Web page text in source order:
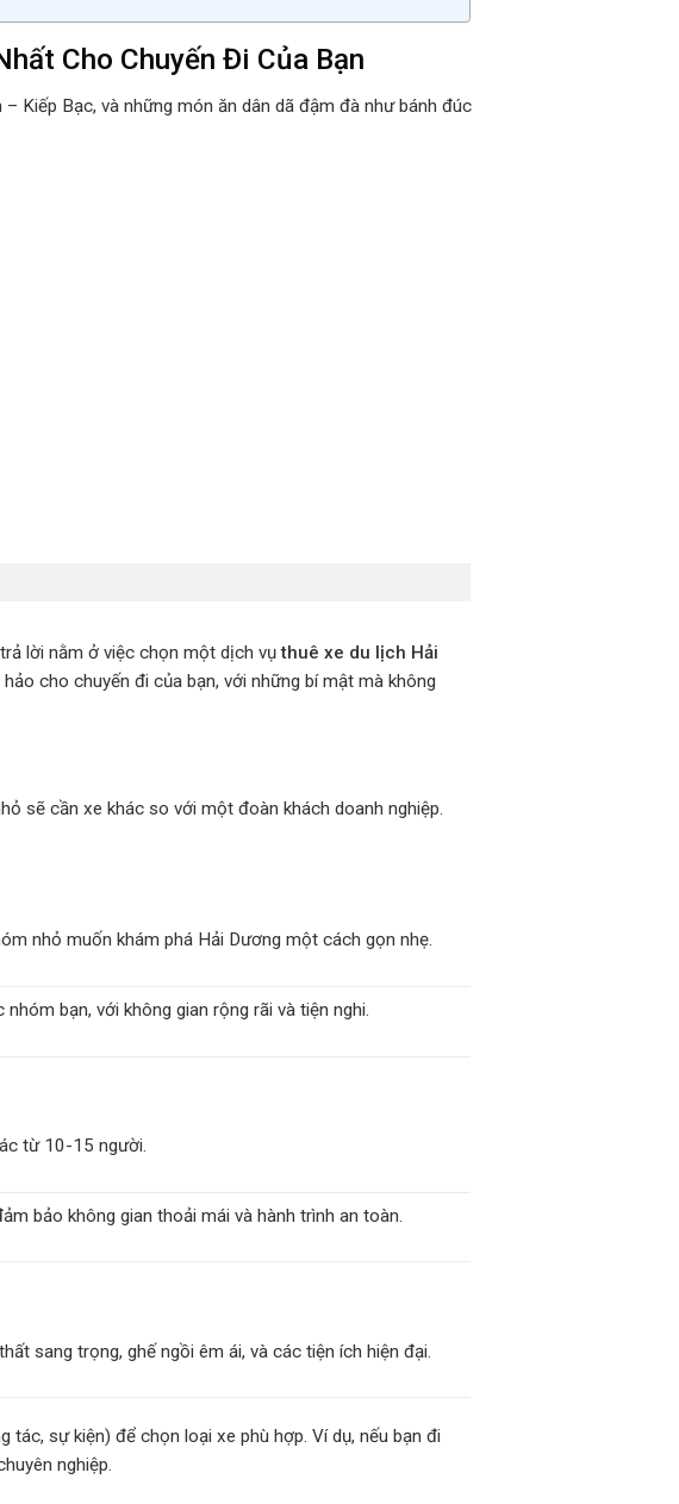
Cho Chuyến Đi Của Bạn
Kiếp Bạc, và những món ăn dân dã đậm đà như bánh đúc
lời nằm ở việc chọn một dịch vụthuê xe du lịch Hải
cho chuyến đi của bạn, với những bí mật mà không
sẽ cần xe khác so với một đoàn khách doanh nghiệp.
nhỏ muốn khám phá Hải Dương một cách gọn nhẹ.
bạn, với không gian rộng rãi và tiện nghi.
từ 10-15 người.
bảo không gian thoải mái và hành trình an toàn.
sang trọng, ghế ngồi êm ái, và các tiện ích hiện đại.
sự kiện) để chọn loại xe phù hợp. Ví dụ, nếu bạn đi
nghiệp.